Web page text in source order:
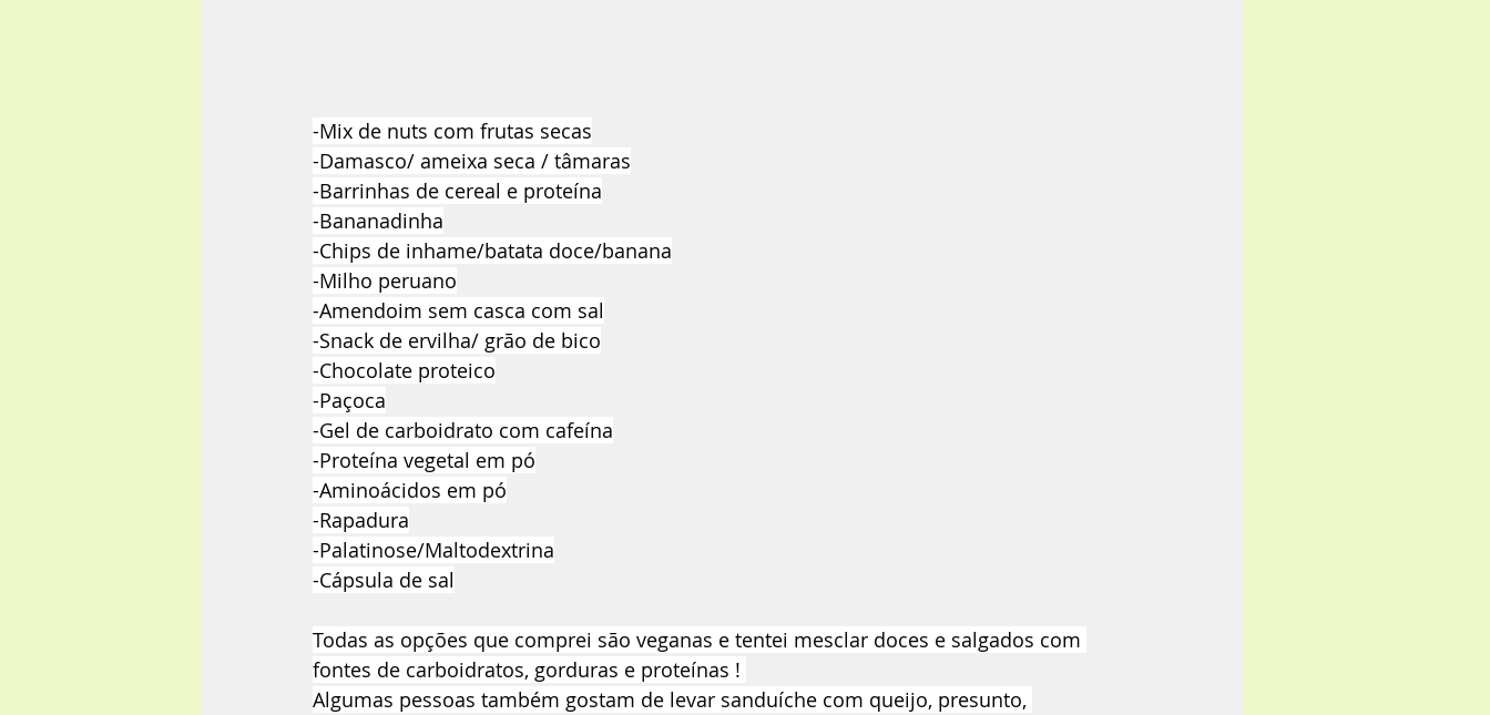
-Mix de nuts com frutas secas
-Damasco/ ameixa seca / tâmaras
-Barrinhas de cereal e proteína
-Bananadinha
-Chips de inhame/batata doce/banana
-Milho peruano
-Amendoim sem casca com sal
-Snack de ervilha/ grão de bico
-Chocolate proteico
-Paçoca
-Gel de carboidrato com cafeína
-Proteína vegetal em pó
-Aminoácidos em pó
-Rapadura
-Palatinose/Maltodextrina
-Cápsula de sal
Todas as opções que comprei são veganas e tentei mesclar doces e salgados com
fontes de carboidratos, gorduras e proteínas !
Algumas pessoas também gostam de levar sanduíche com queijo, presunto,